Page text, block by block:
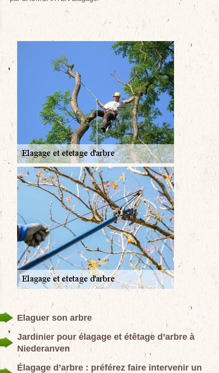
Elaguer son arbre
Jardinier pour élagage et étêtage d’arbre à
Niederanven
Élagage d’arbre : préférez faire intervenir un